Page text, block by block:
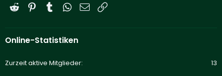
Reddit PinterestTumblrWhatsApp
E-Mail
Online-Statistiken
Zurzeit aktive Mitglieder 13